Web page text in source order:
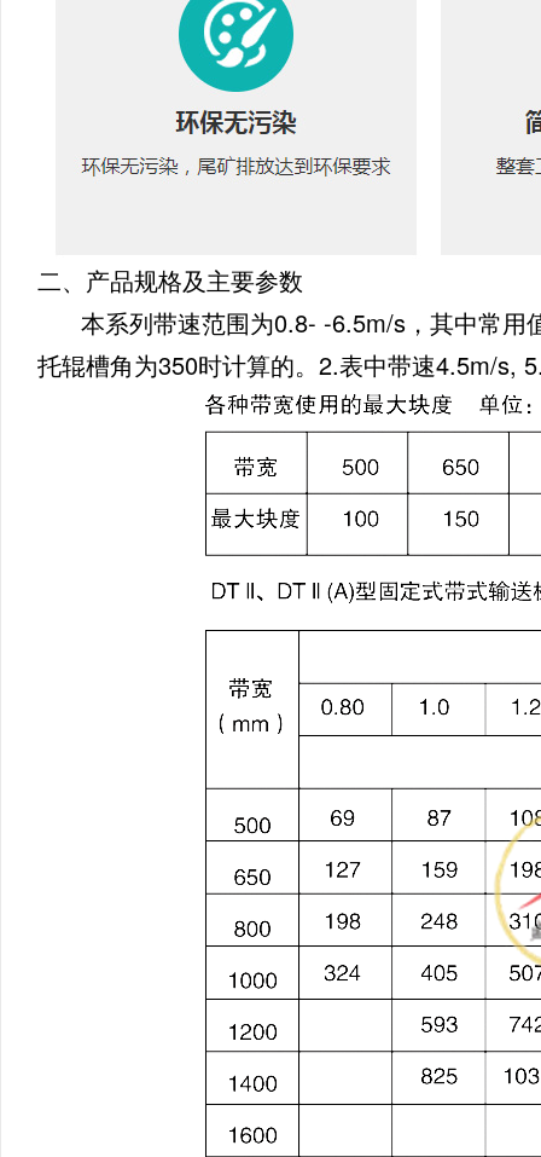
二、产品规格及主要参数
本系列带速范围为0.8- -6.5m/s，其中常用
托辊槽角为350时计算的。2.表中带速4.5m/s,